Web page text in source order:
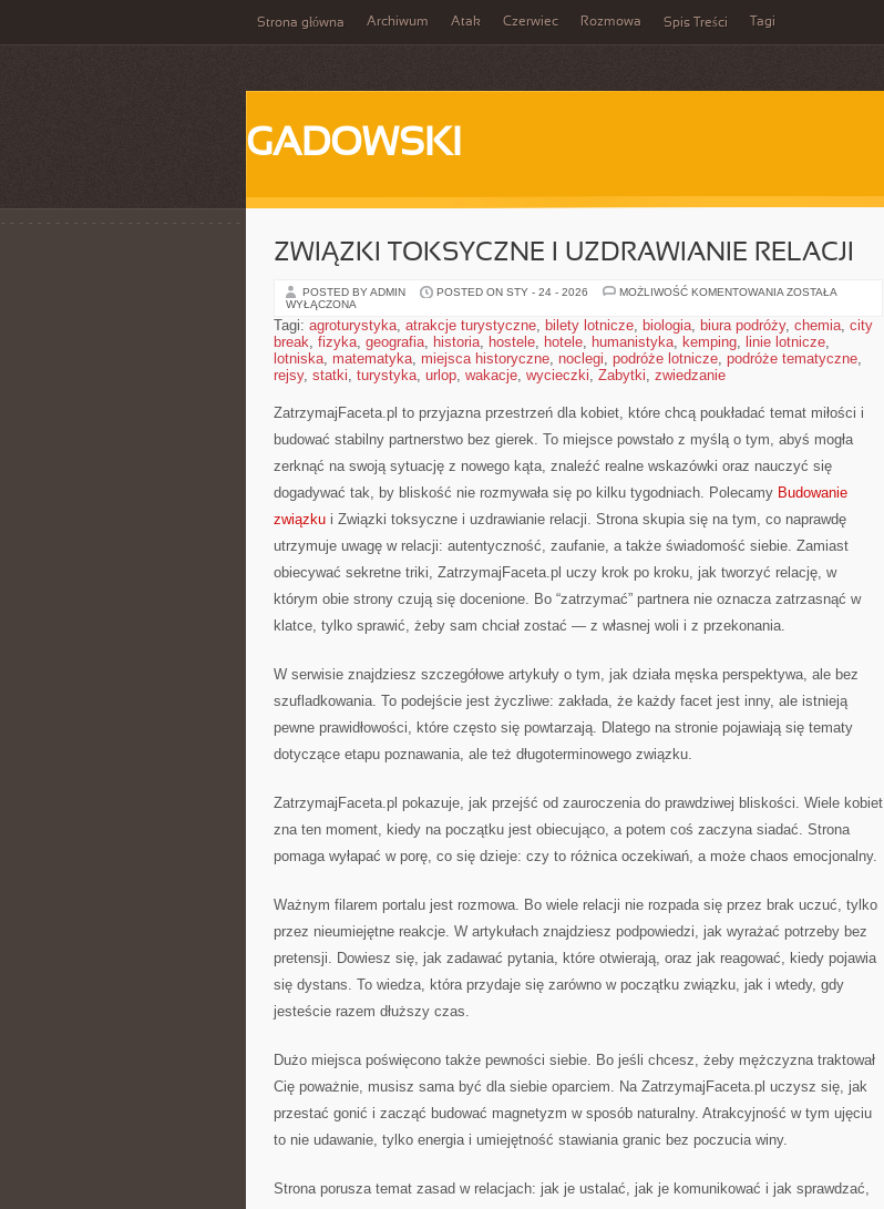
Strona główna Archiwum Atak Czerwiec Rozmowa Spis Treści Tagi
GADOWSKI
ZWIĄZKI TOKSYCZNE I UZDRAWIANIE RELACJI
POSTED BY ADMIN POSTED ON STY - 24 - 2026 MOŻLIWOŚĆ KOMENTOWANIA ZWIĄZKI
UZDRAWIANIE
RELACJI
ZOSTAŁA
WYŁĄCZONA
Tagi: agroturystyka, atrakcje turystyczne, bilety lotnicze, biologia, biura podróży, chemia, city
break, fizyka, geografia, historia, hostele, hotele, humanistyka, kemping, linie lotnicze,
lotniska, matematyka, miejsca historyczne, noclegi, podróże lotnicze, podróże tematyczne,
rejsy, statki, turystyka, urlop, wakacje, wycieczki, Zabytki, zwiedzanie
ZatrzymajFaceta.pl to przyjazna przestrzeń dla kobiet, które chcą poukładać temat miłości i
budować stabilny partnerstwo bez gierek. To miejsce powstało z myślą o tym, abyś mogła
zerknąć na swoją sytuację z nowego kąta, znaleźć realne wskazówki oraz nauczyć się
dogadywać tak, by bliskość nie rozmywała się po kilku tygodniach. Polecamy Budowanie
związku i Związki toksyczne i uzdrawianie relacji. Strona skupia się na tym, co naprawdę
utrzymuje uwagę w relacji: autentyczność, zaufanie, a także świadomość siebie. Zamiast
obiecywać sekretne triki, ZatrzymajFaceta.pl uczy krok po kroku, jak tworzyć relację, w
którym obie strony czują się docenione. Bo “zatrzymać” partnera nie oznacza zatrzasnąć w
klatce, tylko sprawić, żeby sam chciał zostać — z własnej woli i z przekonania.
W serwisie znajdziesz szczegółowe artykuły o tym, jak działa męska perspektywa, ale bez
szufladkowania. To podejście jest życzliwe: zakłada, że każdy facet jest inny, ale istnieją
pewne prawidłowości, które często się powtarzają. Dlatego na stronie pojawiają się tematy
dotyczące etapu poznawania, ale też długoterminowego związku.
ZatrzymajFaceta.pl pokazuje, jak przejść od zauroczenia do prawdziwej bliskości. Wiele kobiet
zna ten moment, kiedy na początku jest obiecująco, a potem coś zaczyna siadać. Strona
pomaga wyłapać w porę, co się dzieje: czy to różnica oczekiwań, a może chaos emocjonalny.
Ważnym filarem portalu jest rozmowa. Bo wiele relacji nie rozpada się przez brak uczuć, tylko
przez nieumiejętne reakcje. W artykułach znajdziesz podpowiedzi, jak wyrażać potrzeby bez
pretensji. Dowiesz się, jak zadawać pytania, które otwierają, oraz jak reagować, kiedy pojawia
się dystans. To wiedza, która przydaje się zarówno w początku związku, jak i wtedy, gdy
jesteście razem dłuższy czas.
Dużo miejsca poświęcono także pewności siebie. Bo jeśli chcesz, żeby mężczyzna traktował
Cię poważnie, musisz sama być dla siebie oparciem. Na ZatrzymajFaceta.pl uczysz się, jak
przestać gonić i zacząć budować magnetyzm w sposób naturalny. Atrakcyjność w tym ujęciu
to nie udawanie, tylko energia i umiejętność stawiania granic bez poczucia winy.
Strona porusza temat zasad w relacjach: jak je ustalać, jak je komunikować i jak sprawdzać,